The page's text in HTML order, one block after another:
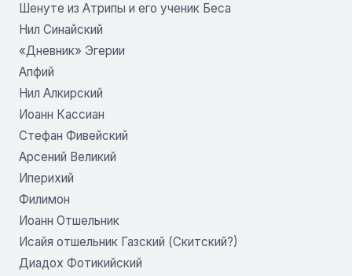
Шенуте из Атрипы и его ученик Беса
Нил Синайский
«Дневник» Эгерии
Апфий
Нил Алкирский
Иоанн Кассиан
Стефан Фивейский
Арсений Великий
Иперихий
Филимон
Иоанн Отшельник
Исайя отшельник Газский (Скитский?)
Диадох Фотикийский